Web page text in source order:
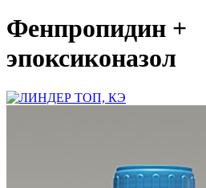
Фенпропидин +
эпоксиконазол